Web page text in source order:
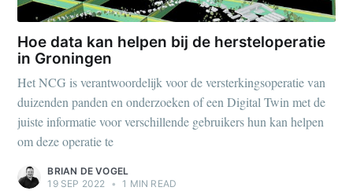
Hoe data kan helpen bij de hersteloperatie
in Groningen
Het NCG is verantwoordelijk voor de versterkingsoperatie van
duizenden panden en onderzoeken of een Digital Twin met de
juiste informatie voor verschillende gebruikers hun kan helpen
om deze operatie te
BRIAN DE VOGEL
19 SEP 2022 • 1 MIN READ